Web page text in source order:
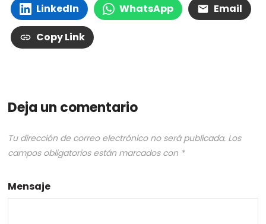
LinkedIn WhatsApp Email
Copy Link
Deja un comentario
Tu dirección de correo electrónico no será publicada. Los
campos obligatorios están marcados con *
Mensaje